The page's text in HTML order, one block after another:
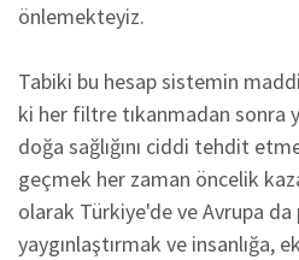
önlemekteyiz.
Tabiki bu hesap sistemin
ki her filtre tıkanmadan sonra
doğa sağlığını ciddi tehdit
geçmek her zaman öncelik
olarak Türkiye'de ve Avrupa
yaygınlaştırmak ve insanlığa,